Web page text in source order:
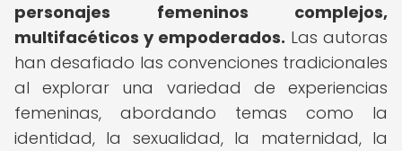
personajes femeninos complejos,
multifacéticos y empoderados. Las autoras
han desafiado las convenciones tradicionales
al explorar una variedad de experiencias
femeninas, abordando temas como la
identidad, la sexualidad, la maternidad, la